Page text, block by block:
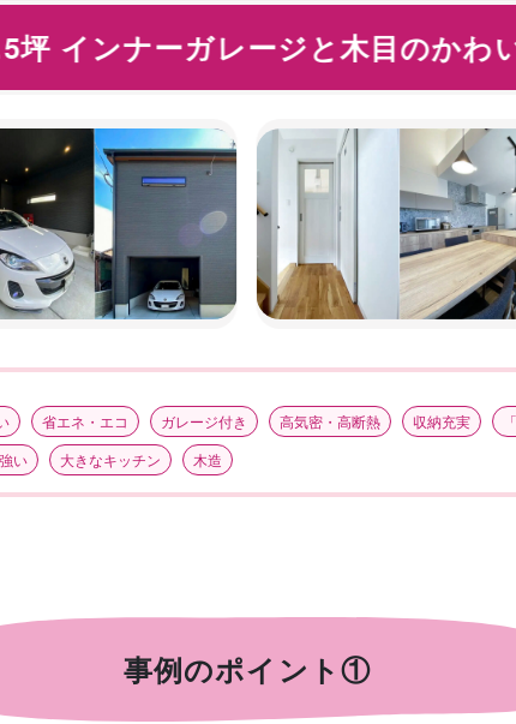
坪 インナーガレージと木目のかわ
省エネ・エコ ガレージ付き 高気密・高断熱 収納充実
い 大きなキッチン 木造
事例のポイント①